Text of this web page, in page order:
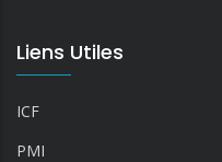
Liens Utiles
ICF
PMI